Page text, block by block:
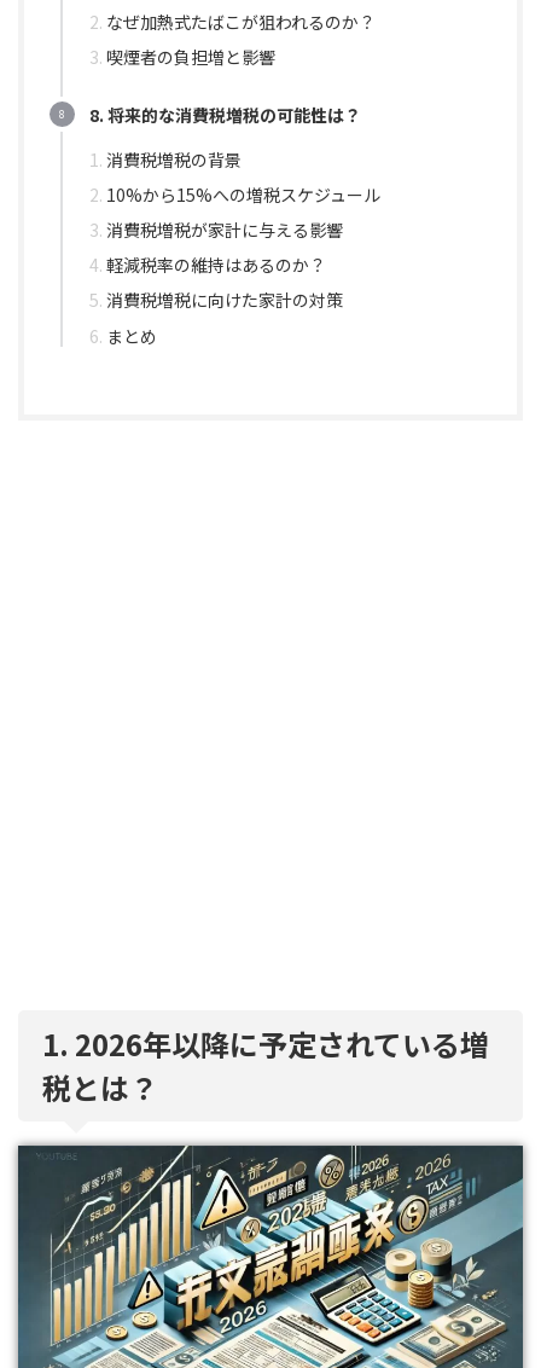
なぜ加熱式たばこが狙われるのか？
喫煙者の負担増と影響
8. 将来的な消費税増税の可能性は？
消費税増税の背景
10%から15%への増税スケジュール
消費税増税が家計に与える影響
軽減税率の維持はあるのか？
消費税増税に向けた家計の対策
まとめ
1. 2026年以降に予定されている増
税とは？